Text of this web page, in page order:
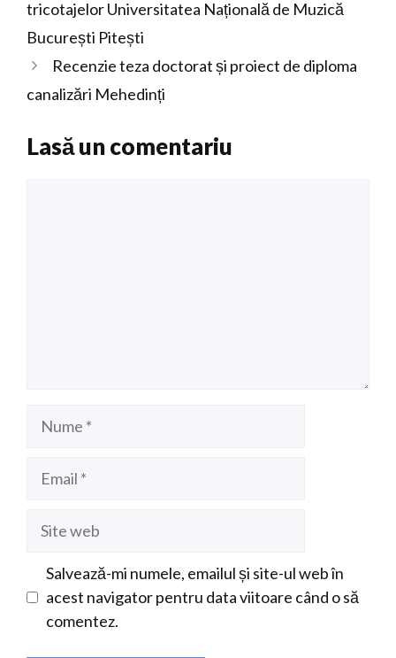
tricotajelor Universitatea Națională de Muzică
București Pitești
Recenzie teza doctorat și proiect de diploma
canalizări Mehedinți
Lasă un comentariu
Salvează-mi numele, emailul și site-ul web în
acest navigator pentru data viitoare când o să
comentez.